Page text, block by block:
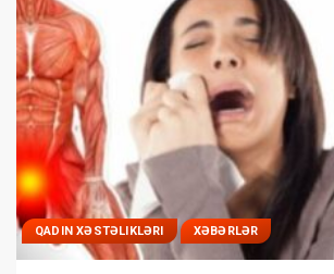
QADIN XƏSTƏLIKLƏRI XƏBƏRLƏR